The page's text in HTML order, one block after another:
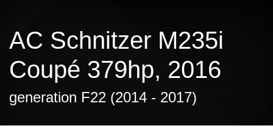
AC Schnitzer M235i
Coupé 379hp, 2016
generation F22 (2014 - 2017)